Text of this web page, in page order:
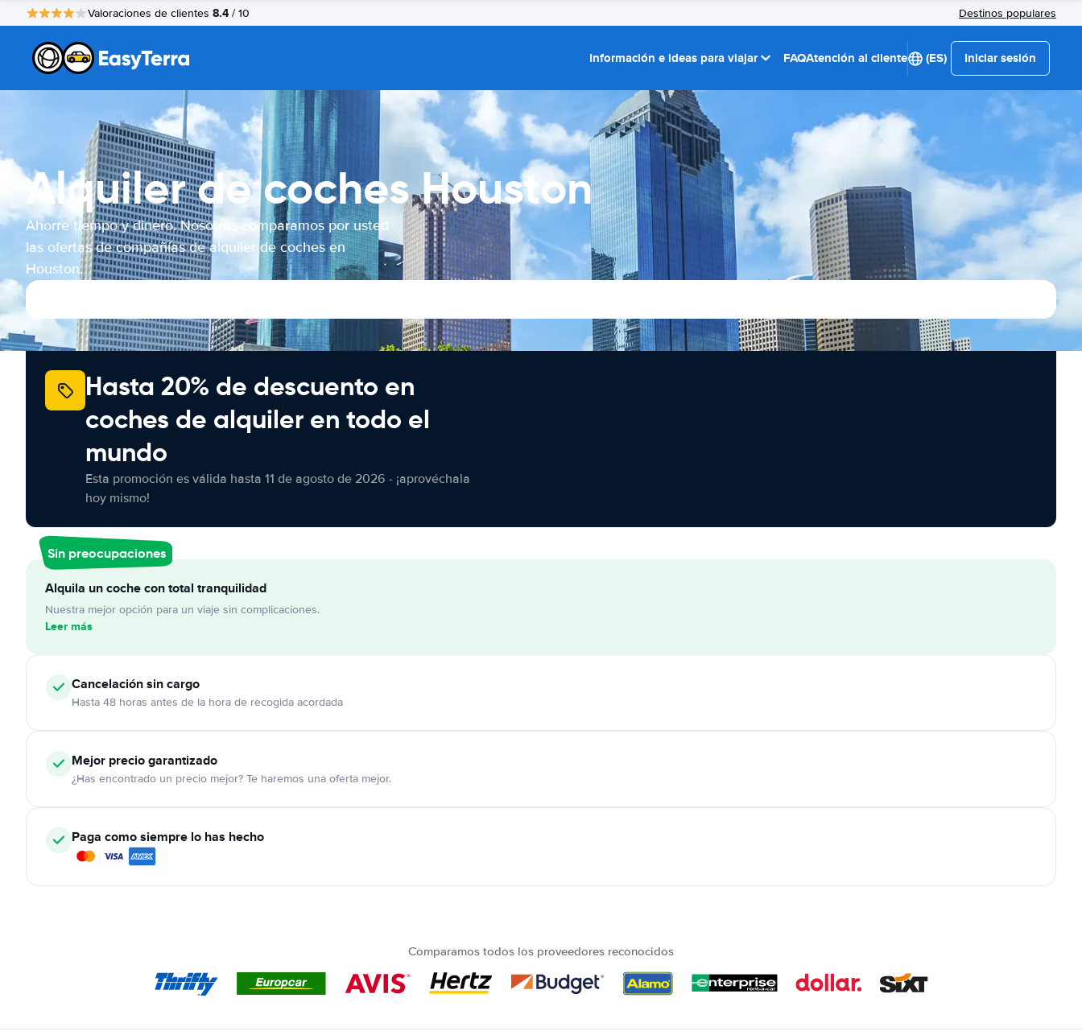
Valoraciones de clientes 8.4 / 10 Destinos populares
Información e ideas para viajar FAQAtención al cliente (ES) Iniciar sesión
Alquiler de coches Houston
Ahorre tiempo y dinero. Nosotros comparamos por usted
las ofertas de compañías de alquiler de coches en
Houston.
Hasta 20% de descuento en
coches de alquiler en todo el
mundo
Esta promoción es válida hasta 11 de agosto de 2026 - ¡aprovéchala
hoy mismo!
Sin preocupaciones
Alquila un coche con total tranquilidad
Nuestra mejor opción para un viaje sin complicaciones.
Leer más
Cancelaciónsin cargo
Hasta 48 horas antes de la hora de recogida acordada
Mejor precio garantizado
¿Has encontrado un precio mejor? Te haremos una oferta mejor.
Paga como siempre lo has hecho
Comparamos todos los proveedores reconocidos